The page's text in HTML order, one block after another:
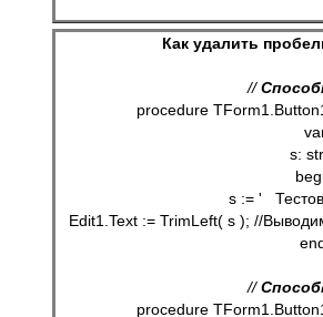
Как удалить
// Способ
procedure
s:
s := '
Edit1.Text := TrimLeft( s ); //
// Способ
procedure